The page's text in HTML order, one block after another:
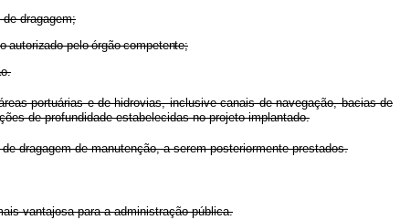
dragagem;
autorizado pelo órgão competente;
portuárias e de hidrovias, inclusive canais de navegação, bacias de
de profundidade estabelecidas no projeto implantado.
dragagem de manutenção, a serem posteriormente prestados.
vantajosa para a administração pública.